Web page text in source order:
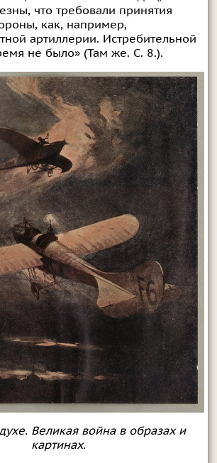
что требовали принятия
как, например,
артиллерии. Истребительной
не было» (Там же. С. 8.).
Великая война в образах и
картинах.